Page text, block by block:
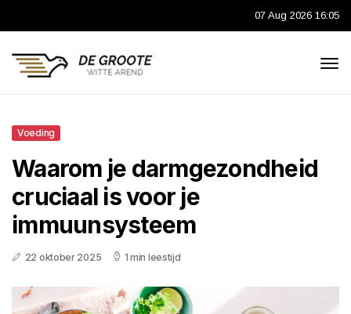
07 Aug 2026 16:05
Voeding
Waarom je darmgezondheid
cruciaal is voor je
immuunsysteem
22 oktober 2025 1 min leestijd